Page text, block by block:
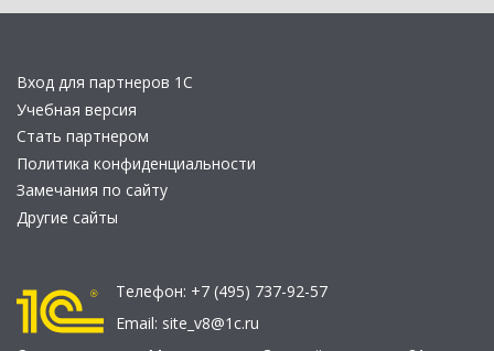
Вход для партнеров 1С
Учебная версия
Стать партнером
Политика конфиденциальности
Замечания по сайту
Другие сайты
Телефон: +7 (495) 737-92-57
Email: site_v8@1c.ru